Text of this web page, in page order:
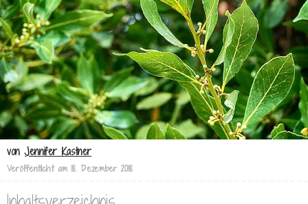
von Jennifer Kastner
Veröffentlicht am 18. Dezember 2018